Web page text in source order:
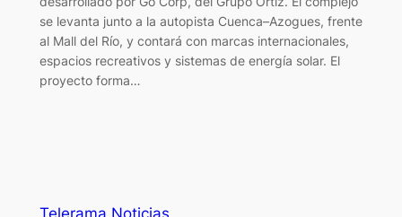
se levanta junto a la autopista Cuenca–Azogues, frente
al Mall del Río, y contará con marcas internacionales,
espacios recreativos y sistemas de energía solar. El
proyecto forma…